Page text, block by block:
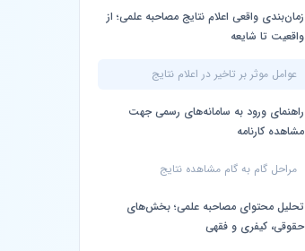
زمان‌بندی واقعی اعلام نتایج مصاحبه علمی؛ از
واقعیت تا شایعه
عوامل موثر بر تاخیر در اعلام نتایج
راهنمای ورود به سامانه‌های رسمی جهت
مشاهده کارنامه
مراحل گام به گام مشاهده نتایج
تحلیل محتوای مصاحبه علمی؛ بخش‌های
حقوقی، کیفری و فقهی